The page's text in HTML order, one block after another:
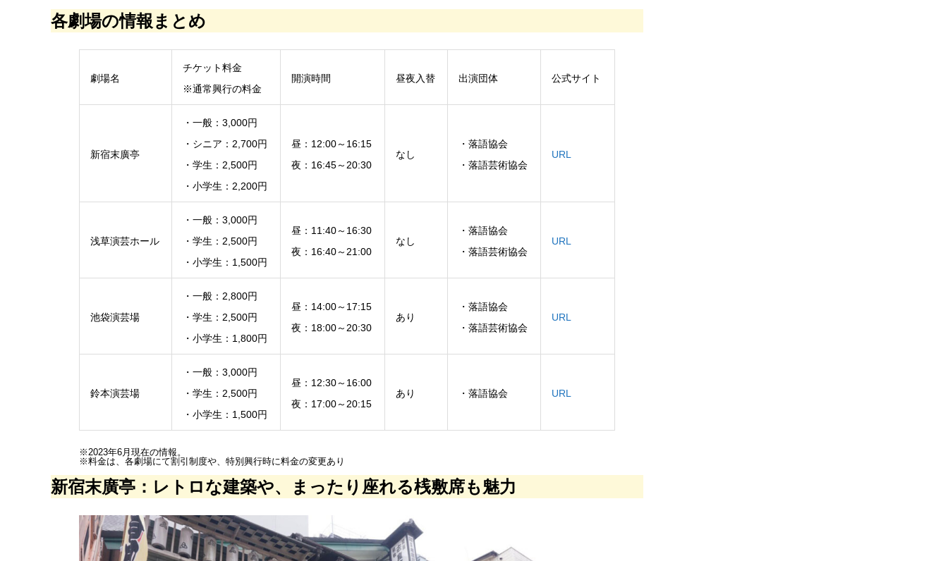
各劇場の情報まとめ
劇場名
チケット料金
※通常興行の料金
開演時間 昼夜入替 出演団体 公式サイト
新宿末廣亭
・一般：3,000円
・シニア：2,700円
・学生：2,500円
・小学生：2,200円
昼：12:00～16:15
夜：16:45～20:30
なし
・落語協会
・落語芸術協会
URL
浅草演芸ホール
・一般：3,000円
・学生：2,500円
・小学生：1,500円
昼：11:40～16:30
夜：16:40～21:00
なし
・落語協会
・落語芸術協会
URL
池袋演芸場
・一般：2,800円
・学生：2,500円
・小学生：1,800円
昼：14:00～17:15
夜：18:00～20:30
あり
・落語協会
・落語芸術協会
URL
鈴本演芸場
・一般：3,000円
・学生：2,500円
・小学生：1,500円
昼：12:30～16:00
夜：17:00～20:15
あり ・落語協会 URL
※2023年6月現在の情報。
※料金は、各劇場にて割引制度や、特別興行時に料金の変更あり
新宿末廣亭：レトロな建築や、まったり座れる桟敷席も魅力